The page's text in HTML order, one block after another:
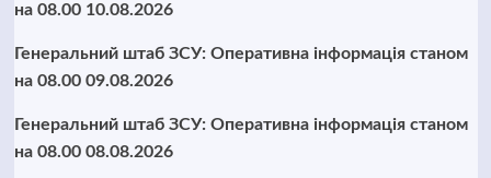
на 08.00 10.08.2026
Генеральний штаб ЗСУ: Оперативна інформація станом
на 08.00 09.08.2026
Генеральний штаб ЗСУ: Оперативна інформація станом
на 08.00 08.08.2026